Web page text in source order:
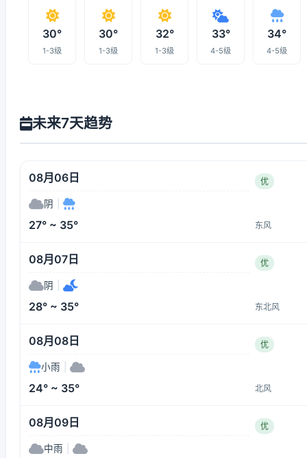
30°
1-3级
30°
1-3级
32°
1-3级
33°
4-5级
34°
4-5级
未来7天趋势
08月06日 优
阴
27° ~ 35° 东风
08月07日 优
阴
28° ~ 35° 东北风
08月08日 优
小雨
24° ~ 35° 北风
08月09日 优
中雨